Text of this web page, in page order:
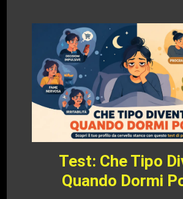
Test: Che Tipo
Quando Dormi